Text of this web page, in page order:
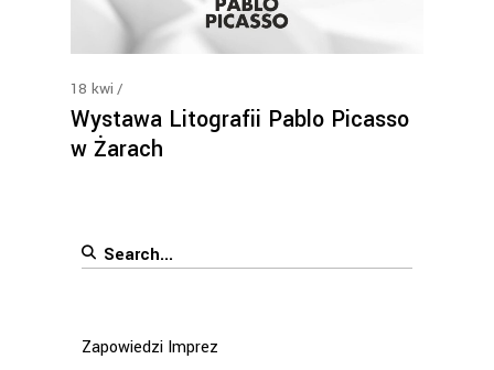
18 kwi
Wystawa Litografii Pablo Picasso
w Żarach
Search
Zapowiedzi Imprez